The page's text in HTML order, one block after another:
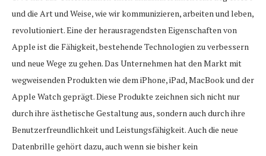
und die Art und Weise, wie wir kommunizieren, arbeiten und leben,
revolutioniert. Eine der herausragendsten Eigenschaften von
Apple ist die Fähigkeit, bestehende Technologien zu verbessern
und neue Wege zu gehen. Das Unternehmen hat den Markt mit
wegweisenden Produkten wie dem iPhone, iPad, MacBook und der
Apple Watch geprägt. Diese Produkte zeichnen sich nicht nur
durch ihre ästhetische Gestaltung aus, sondern auch durch ihre
Benutzerfreundlichkeit und Leistungsfähigkeit. Auch die neue
Datenbrille gehört dazu, auch wenn sie bisher kein